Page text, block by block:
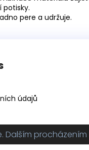
potisky.
pere a udržuje.
údajů